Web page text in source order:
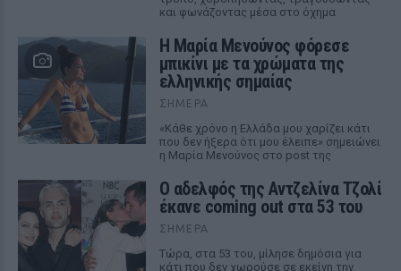
και φωνάζοντας μέσα στο όχημα
Η Μαρία Μενούνος φόρεσε
μπικίνι με τα χρώματα της
ελληνικής σημαίας
ΣΉΜΕΡΑ
«Κάθε χρόνο η Ελλάδα μου χαρίζει κάτι
που δεν ήξερα ότι μου έλειπε» σημειώνει
η Μαρία Μενούνος στο post της
Ο αδελφός της Αντζελίνα Τζολί
έκανε coming out στα 53 του
ΣΉΜΕΡΑ
Τώρα, στα 53 του, μίλησε δημόσια για
κάτι που δεν χωρούσε σε εκείνη την